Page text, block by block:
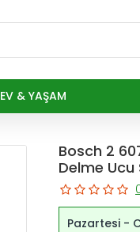
EV & YAŞAM
Bosch 2
Delme Ucu
Pazartesi -